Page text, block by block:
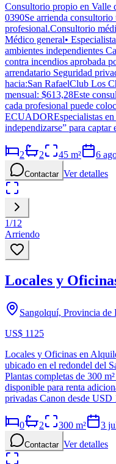
Consultorio propio en Valle
0390Se arrienda
profesional.Consultorio
Médico general•
ambientes independientes
contra incendios aprobada
arrendatario Seguridad
hacia:San RafaelClub Los
mensual: $613,28Este
cada profesional puede
ECUADOREspecialistas en
independizarse” para captar
2 2 45 m² 6
Contactar Ver detalles
1/12
Arriendo
Locales y
Sangolquí, Provincia de
US$ 1125
Locales y Oficinas en
ubicado en el redondel del
Plantas completas de 300
disponible para renta
privadas Canon desde USD
0 2 300 m² 3
Contactar Ver detalles